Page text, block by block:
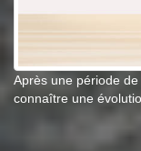
Après une période
connaître une